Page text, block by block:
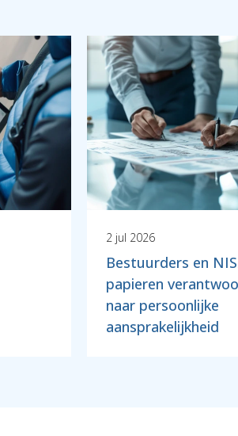
2 jul 2026
Bestuurders en
papieren
naar persoonlijke
aansprakelijkheid